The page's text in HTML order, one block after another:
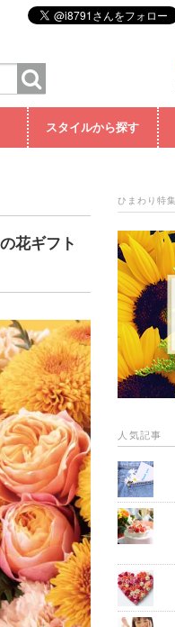
スタイルから探す
花ギフト
ひまわり特
人気記事